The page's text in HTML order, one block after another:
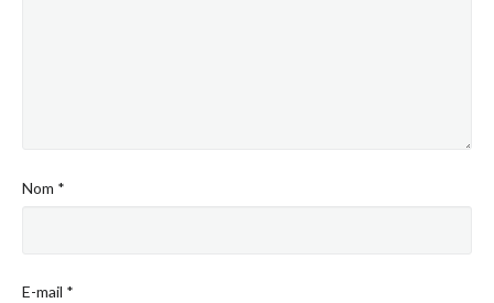
Nom *
E-mail *